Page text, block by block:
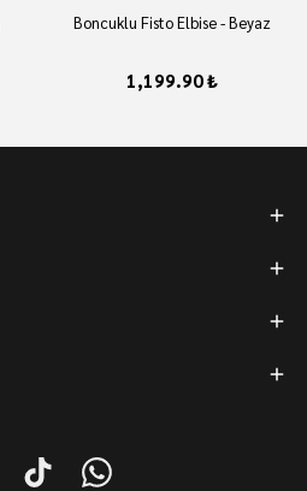
Boncuklu Fisto Elbise - Beyaz
1,199.90 ₺